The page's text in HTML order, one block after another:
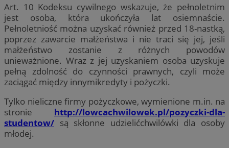
Art. 10 Kodeksu cywilnego wskazuje, że pełnoletnim
jest osoba, która ukończyła lat osiemnaście.
Pełnoletniość można uzyskać również przed 18-nastką,
poprzez zawarcie małżeństwa i nie traci się jej, jeśli
małżeństwo zostanie z różnych powodów
unieważnione. Wraz z jej uzyskaniem osoba uzyskuje
pełną zdolność do czynności prawnych, czyli może
zaciągać między innymikredyty i pożyczki.
Tylko nieliczne firmy pożyczkowe, wymienione m.in. na
stronie http://lowcachwilowek.pl/pozyczki-dla-
studentow/ są skłonne udzielićchwilówki dla osoby
młodej.